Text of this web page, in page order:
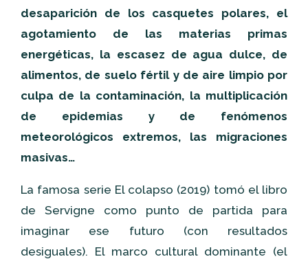
desaparición de los casquetes polares, el
agotamiento de las materias primas
energéticas, la escasez de agua dulce, de
alimentos, de suelo fértil y de aire limpio por
culpa de la contaminación, la multiplicación
de epidemias y de fenómenos
meteorológicos extremos, las migraciones
masivas…
La famosa serie El colapso (2019) tomó el libro
de Servigne como punto de partida para
imaginar ese futuro (con resultados
desiguales). El marco cultural dominante (el